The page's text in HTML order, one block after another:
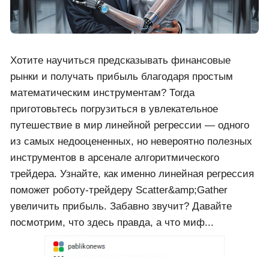
Хотите научиться предсказывать финансовые
рынки и получать прибыль благодаря простым
математическим инструментам? Тогда
приготовьтесь погрузиться в увлекательное
путешествие в мир линейной регрессии — одного
из самых недооцененных, но невероятно полезных
инструментов в арсенале алгоритмического
трейдера. Узнайте, как именно линейная регрессия
поможет роботу-трейдеру Scatter&amp;Gather
увеличить прибыль. Забавно звучит? Давайте
посмотрим, что здесь правда, а что миф...